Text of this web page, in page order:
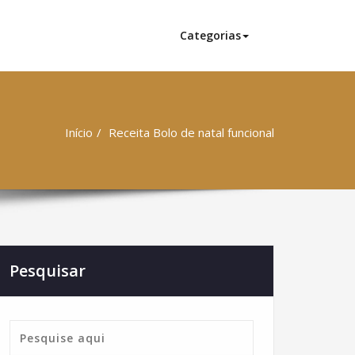
Categorias
Início Receita Bolo de natal funcional
Pesquisar